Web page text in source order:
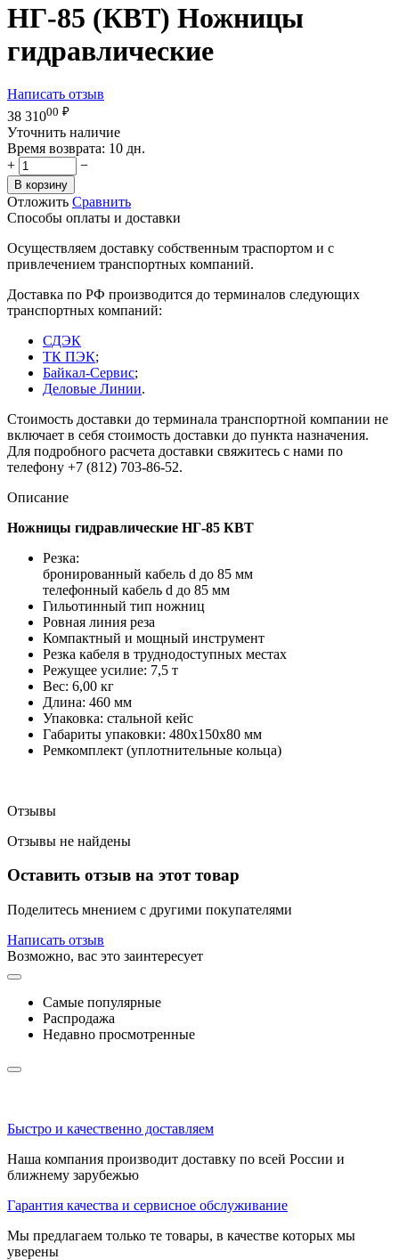
НГ-85 (КВТ) Ножницы
гидравлические
Написать отзыв
38 31000 ₽
Уточнить наличие
Время возврата: 10 дн.
+
−
В корзину
Отложить Сравнить
Способы оплаты и доставки
Осуществляем доставку собственным траспортом и с
привлечением транспортных компаний.
Доставка по РФ производится до терминалов следующих
транспортных компаний:
СДЭК
ТК ПЭК;
Байкал-Сервис;
Деловые Линии.
Стоимость доставки до терминала транспортной компании не
включает в себя стоимость доставки до пункта назначения.
Для подробного расчета доставки свяжитесь с нами по
телефону +7 (812) 703-86-52.
Описание
Ножницы гидравлические НГ-85 КВТ
Резка:
бронированный кабель d до 85 мм
телефонный кабель d до 85 мм
Гильотинный тип ножниц
Ровная линия реза
Компактный и мощный инструмент
Резка кабеля в труднодоступных местах
Режущее усилие: 7,5 т
Вес: 6,00 кг
Длина: 460 мм
Упаковка: стальной кейс
Габариты упаковки: 480х150х80 мм
Ремкомплект (уплотнительные кольца)
Отзывы
Отзывы не найдены
Оставить отзыв на этот товар
Поделитесь мнением с другими покупателями
Написать отзыв
Возможно, вас это заинтересует
Самые популярные
Распродажа
Недавно просмотренные
Быстро и качественно доставляем
Наша компания производит доставку по всей России и
ближнему зарубежью
Гарантия качества и сервисное обслуживание
Мы предлагаем только те товары, в качестве которых мы
уверены